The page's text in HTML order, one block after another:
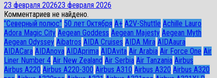
23 февраля 202623 февраля 2026
Комментариев не найдено.
"Северный полюс" 50 лет Октября A+ A2V-Shuttle Achille Lauro
Adora Magic City Aegean Goddess Aegean Majesty Aegean Myth
Aegean Odyssey Aibatros AIDA Cruises AIDA Mira AIDAaura
AIDACara AIDAnova AIDAprima AIDAvita Air Arabia Air Force One Air
Liner Number 4 Air New Zealand Air Serbia Air Tanzania Airbus
Airbus A220 Airbus A220-300 Airbus A310 Airbus A320 Airbus A320